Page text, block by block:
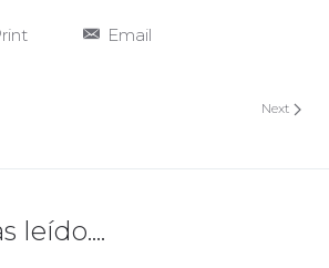
Email
Next
leído....